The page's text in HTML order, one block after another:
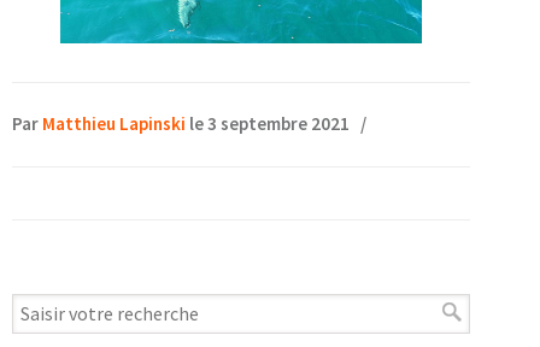
Par Matthieu Lapinski le 3 septembre 2021 /